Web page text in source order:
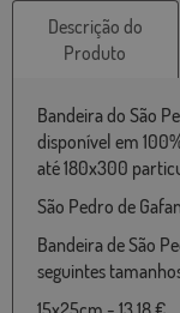
Descrição do
Produto
Bandeira do São
disponível em
até 180x300
São Pedro de
Bandeira de São
seguintes